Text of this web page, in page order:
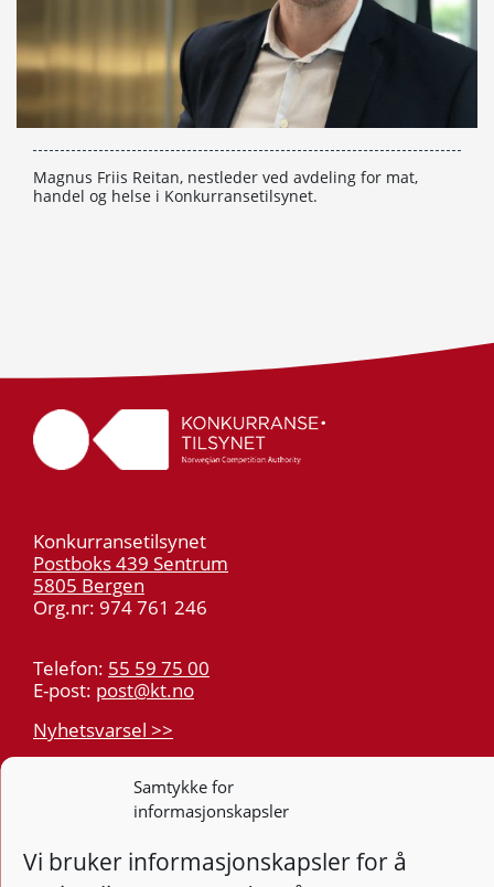
Samtykke for
informasjonskapsler
Vi bruker informasjonskapsler for å
Magnus Friis Reitan, nestleder ved avdeling for mat,
handel og helse i Konkurransetilsynet.
Konkurransetilsynet
Postboks 439 Sentrum
5805 Bergen
Org.nr: 974 761 246
Telefon: 55 59 75 00
E-post: post@kt.no
Nyhetsvarsel >>
Tilgjengelighetserklæring